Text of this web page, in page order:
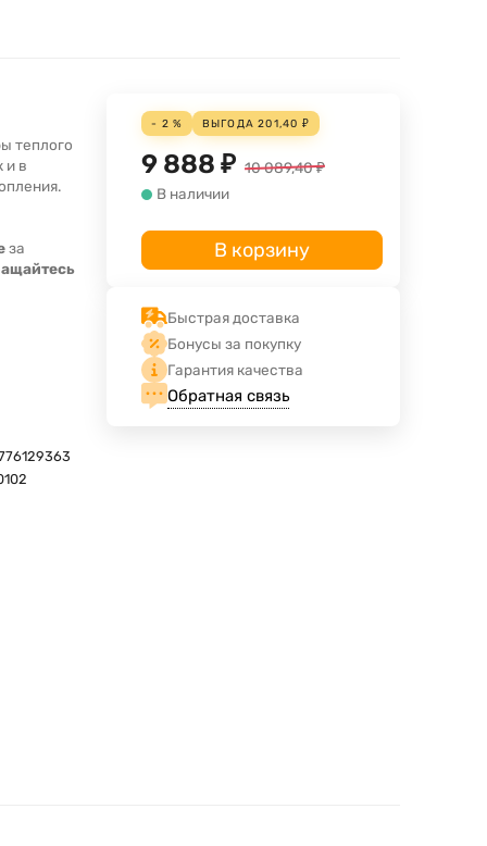
теплого
и в
за
- 2 % ВЫГОДА201,40 ₽
9 888 ₽ 10 089,40₽
В наличии
В корзину
Быстрая доставка
Бонусы за покупку
Гарантия качества
Обратная связь